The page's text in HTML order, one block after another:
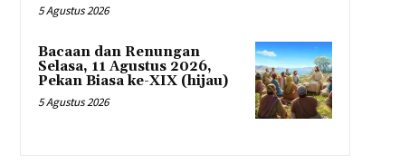
5 Agustus 2026
Bacaan dan Renungan
Selasa, 11 Agustus 2026,
Pekan Biasa ke-XIX (hijau)
5 Agustus 2026